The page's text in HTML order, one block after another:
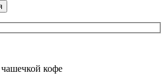
чашечкой кофе